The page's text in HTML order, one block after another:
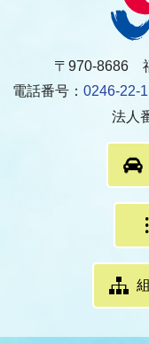
〒970-8686
電話番号： 0246-22-
法人